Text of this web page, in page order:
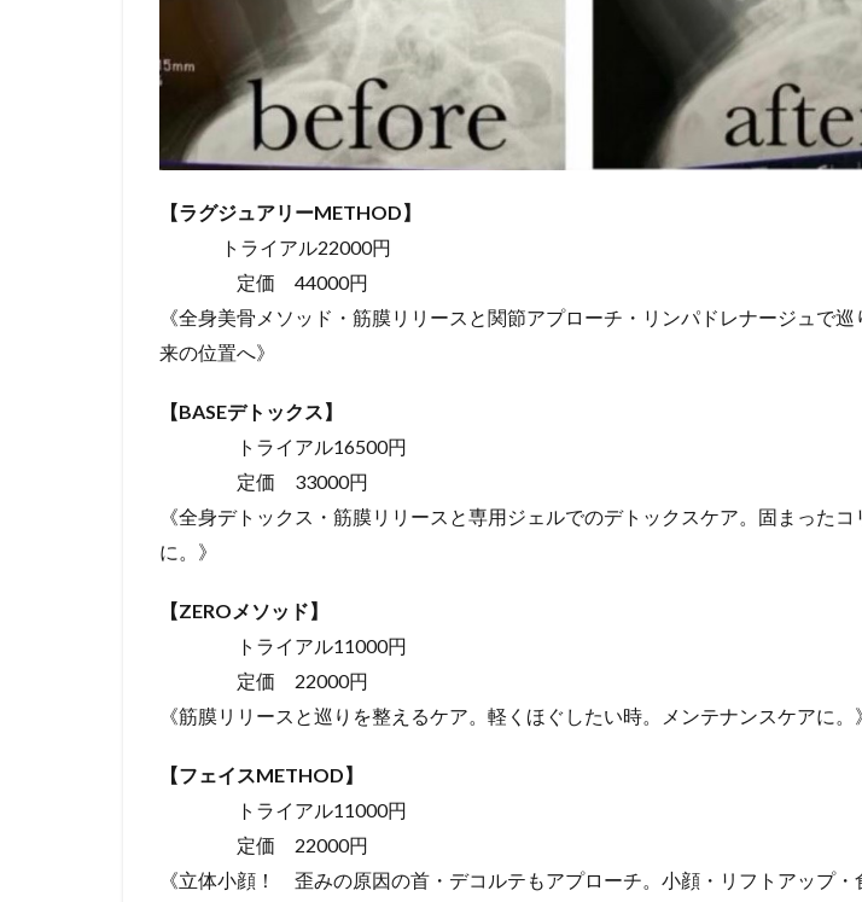
【ラグジュアリーMETHOD】
トライアル22000円
定価 44000円
《全身美骨メソッド・筋膜リリースと関節アプローチ・リンパドレナージュで
来の位置へ》
【BASEデトックス】
トライアル16500円
定価 33000円
《全身デトックス・筋膜リリースと専用ジェルでのデトックスケア。固まったコ
に。》
【ZEROメソッド】
トライアル11000円
定価 22000円
《筋膜リリースと巡りを整えるケア。軽くほぐしたい時。メンテナンスケアに。》
【フェイスMETHOD】
トライアル11000円
定価 22000円
《立体小顔！ 歪みの原因の首・デコルテもアプローチ。小顔・リフトアップ・